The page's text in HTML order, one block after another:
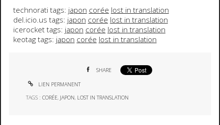
technorati tags: japon corée lost in translation
del.icio.us tags: japon corée lost in translation
icerocket tags: japon corée lost in translation
keotag tags: japon corée lost in translation
SHARE
LIEN PERMANENT
TAGS :CORÉE, JAPON, LOST IN TRANSLATION